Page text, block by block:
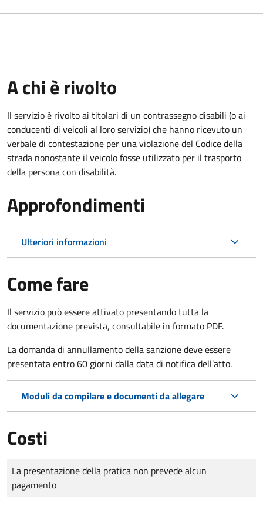
A chi è rivolto
Il servizio è rivolto ai titolari di un contrassegno disabili (o ai
conducenti di veicoli al loro servizio) che hanno ricevuto un
verbale di contestazione per una violazione del Codice della
strada nonostante il veicolo fosse utilizzato per il trasporto
della persona con disabilità.
Approfondimenti
Ulteriori informazioni
Come fare
Il servizio può essere attivato presentando tutta la
documentazione prevista, consultabile in formato PDF.
La domanda di annullamento della sanzione deve essere
presentata entro 60 giorni dalla data di notifica dell’atto.
Moduli da compilare e documenti da allegare
Costi
Tipo di pagamento
Importo
La presentazione della pratica non prevede alcun
pagamento